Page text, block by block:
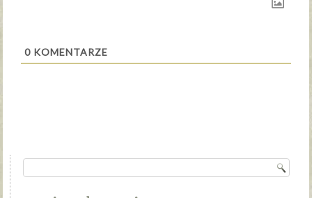
0 KOMENTARZE